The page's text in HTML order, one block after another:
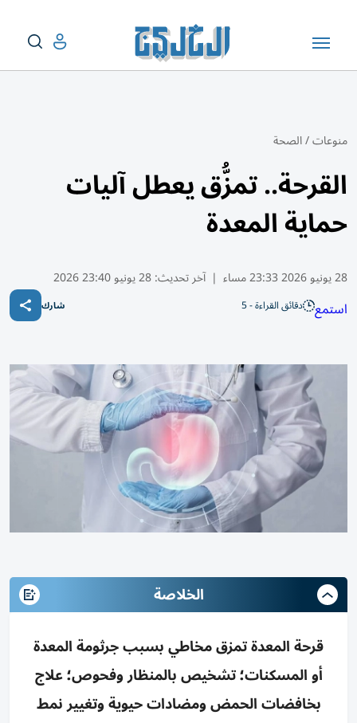
منوعات/الصحة
القرحة.. تمزُّق يعطل آليات
حماية المعدة
28 يونيو 2026 23:33 مساء | آخر تحديث:28 يونيو 23:40 2026
استمع دقائق القراءة - 5 شارك
الخلاصة
قرحة المعدة تمزق مخاطي بسبب جرثومة المعدة
أو المسكنات؛ تشخيص بالمنظار وفحوص؛ علاج
بخافضات الحمض ومضادات حيوية وتغيير نمط